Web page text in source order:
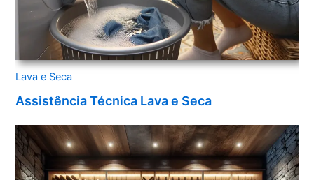
Lava e Seca
Assistência Técnica Lava e Seca